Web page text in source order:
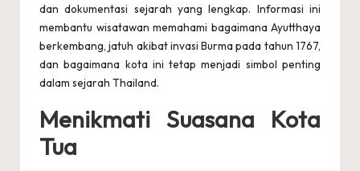
dan dokumentasi sejarah yang lengkap. Informasi ini
membantu wisatawan memahami bagaimana Ayutthaya
berkembang, jatuh akibat invasi Burma pada tahun 1767,
dan bagaimana kota ini tetap menjadi simbol penting
dalam sejarah Thailand.
Menikmati Suasana Kota
Tua